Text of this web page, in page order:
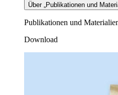
Über „Publikationen und
Publikationen und
Download